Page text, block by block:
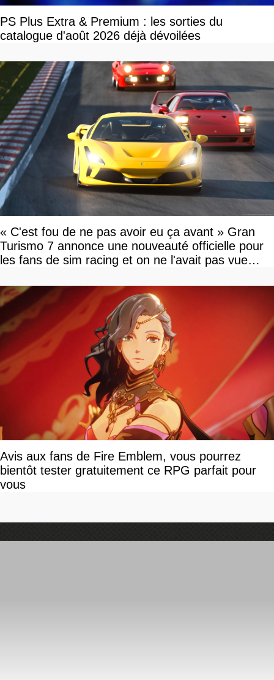
PS Plus Extra & Premium : les sorties du
catalogue d'août 2026 déjà dévoilées
« C'est fou de ne pas avoir eu ça avant » Gran
Turismo 7 annonce une nouveauté officielle pour
les fans de sim racing et on ne l'avait pas vue
Avis aux fans de Fire Emblem, vous pourrez
bientôt tester gratuitement ce RPG parfait pour
vous